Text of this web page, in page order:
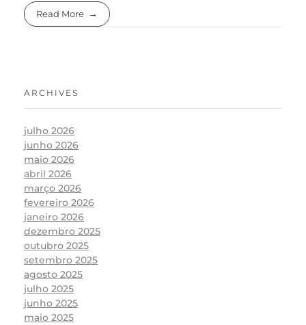
Read More
ARCHIVES
julho 2026
junho 2026
maio 2026
abril 2026
março 2026
fevereiro 2026
janeiro 2026
dezembro 2025
outubro 2025
setembro 2025
agosto 2025
julho 2025
junho 2025
maio 2025